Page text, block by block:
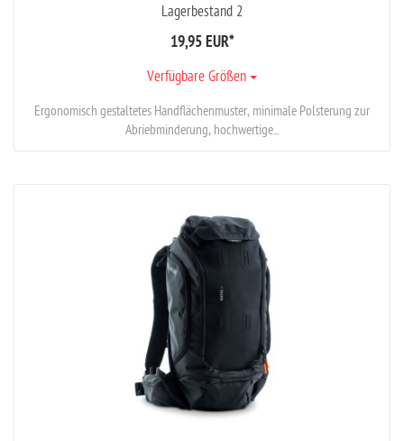
Lagerbestand 2
19,95 EUR*
Verfügbare Größen
Ergonomisch gestaltetes Handflächenmuster, minimale Polsterung zur
Abriebminderung, hochwertige...